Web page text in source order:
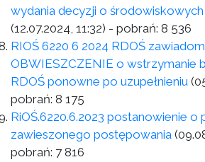
wydania decyzji o
(12.07.2024, 11:32) - pobrań: 8 536
RIOŚ 6220 6 2024 RDOŚ
OBWIESZCZENIE o wstrzymanie
RDOŚ ponowne po uzupełnieniu
pobrań: 8 175
RiOŚ.6220.6.2023 postanowienie o
zawieszonego postępowania
pobrań: 7 816